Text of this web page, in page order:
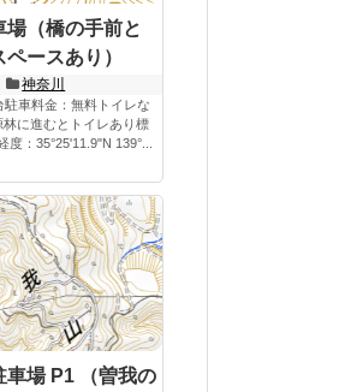
場（橋の手前と
ースあり）
神奈川
駐車料金：無料トイレな
林に進むとトイレあり標
度：35°25'11.9"N 139°...
車場 P1 （曽我の